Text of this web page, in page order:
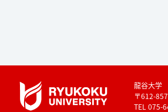
龍谷大学
〒612-
TEL 075-